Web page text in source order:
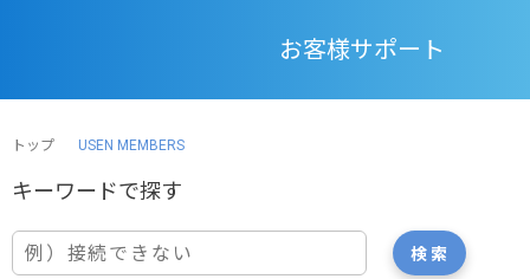
お客様サポート
トップ USEN MEMBERS